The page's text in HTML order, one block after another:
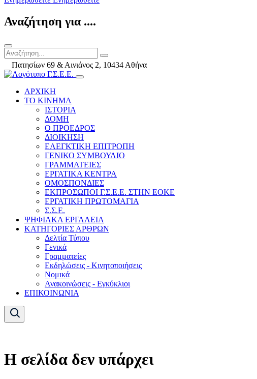
Αναζήτηση για ....
Πατησίων 69 & Αινιάνος 2, 10434 Αθήνα
ΑΡΧΙΚΗ
ΤΟ ΚΙΝΗΜΑ
ΙΣΤΟΡΙΑ
ΔΟΜΗ
Ο ΠΡΟΕΔΡΟΣ
ΔΙΟΙΚΗΣΗ
ΕΛΕΓΚΤΙΚΗ ΕΠΙΤΡΟΠΗ
ΓΕΝΙΚΟ ΣΥΜΒΟΥΛΙΟ
ΓΡΑΜΜΑΤΕΙΕΣ
ΕΡΓΑΤΙΚΑ ΚΕΝΤΡΑ
ΟΜΟΣΠΟΝΔΙΕΣ
ΕΚΠΡΟΣΩΠΟΙ Γ.Σ.Ε.Ε. ΣΤΗΝ ΕΟΚΕ
ΕΡΓΑΤΙΚΗ ΠΡΩΤΟΜΑΓΙΑ
Σ.Σ.Ε.
ΨΗΦΙΑΚΑ ΕΡΓΑΛΕΙΑ
ΚΑΤΗΓΟΡΙΕΣ ΑΡΘΡΩΝ
Δελτία Τύπου
Γενικά
Γραμματείες
Εκδηλώσεις - Κινητοποιήσεις
Νομικά
Ανακοινώσεις - Εγκύκλιοι
ΕΠΙΚΟΙΝΩΝΙΑ
Η σελίδα δεν υπάρχει